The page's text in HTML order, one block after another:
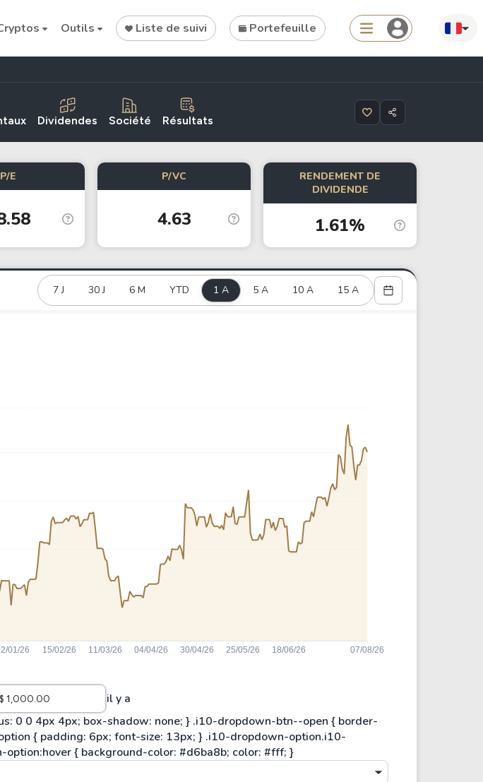
Outils Liste de suivi Portefeuille
Search
Cryptocurrencies
Bitcoin
Dogecoin
Solana
Tools
Dividend Schedule
Crypto Rankings
Dividendes Société Résultats
P/E P/VC
4.63
RENDEMENT DE
DIVIDENDE
1.61%
7 J 30 J 6 M YTD 1 A 5 A 10 A 15 A
il y a